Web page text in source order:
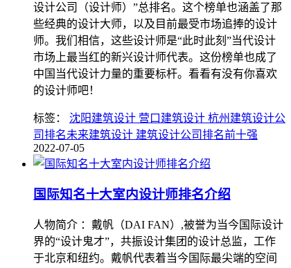
设计公司（设计师）”总排名。这个榜单也涵盖了那
些经典的设计大师，以及目前最受市场追捧的设计
师。我们相信，这些设计师是“此时此刻”当代设计
市场上最当红的新兴设计师代表。这份榜单也成了
中国当代设计力量的重要标杆。看看有没有你喜欢
的设计师吧！
标签： 沈阳建筑设计 营口建筑设计 杭州建筑设计公
司排名未来建筑设计 建筑设计公司排名前十强
2022-07-05
国际知名十大室内设计师排名介绍
人物简介 ：戴帆（DAI FAN）,被誉为当今国际设计
界的“设计鬼才”，共振设计集团的设计总监，工作
于北京和纽约。戴帆代表着当今国际最尖端的空间